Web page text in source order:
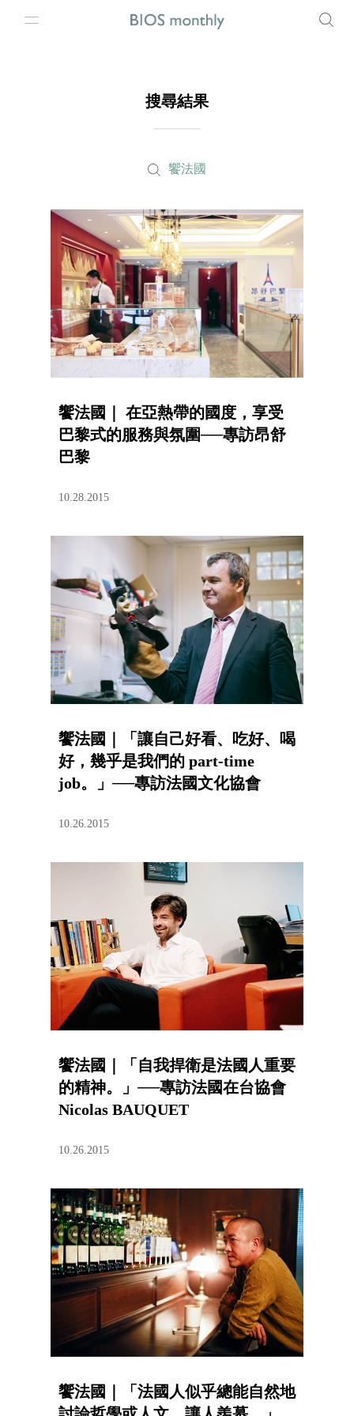
搜尋結果
饗法國
饗法國｜ 在亞熱帶的國度，享受
巴黎式的服務與氛圍──專訪昂舒
巴黎
10.28.2015
饗法國｜「讓自己好看、吃好、喝
好，幾乎是我們的 part-time
job。」──專訪法國文化協會
10.26.2015
饗法國｜「自我捍衛是法國人重要
的精神。」──專訪法國在台協會
Nicolas BAUQUET
10.26.2015
饗法國｜「法國人似乎總能自然地